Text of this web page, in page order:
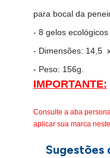
para bocal da
- 8 gelos
- Dimensões: 14,5
- Peso: 156g.
IMPORTANTE:
Consulte a aba
aplicar sua marca
Sugestões